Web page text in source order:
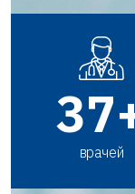
37
врачей